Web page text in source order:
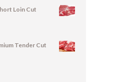
Loin Cut
Tender Cut